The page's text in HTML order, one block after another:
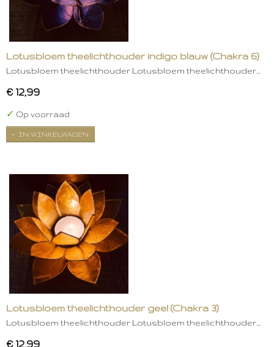
Lotusbloem theelichthouder indigo blauw (Chakra 6)
Lotusbloem theelichthouder Lotusbloem theelichthouder…
€ 12,99
✓ Op voorraad
IN WINKELWAGEN
Lotusbloem theelichthouder geel (Chakra 3)
Lotusbloem theelichthouder Lotusbloem theelichthouder…
€ 12,99